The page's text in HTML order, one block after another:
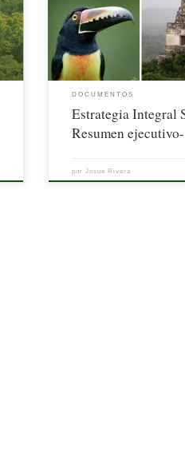
DOCUMENTOS
Estrategia Integral
Resumen ejecutivo-
porJosue Rivera